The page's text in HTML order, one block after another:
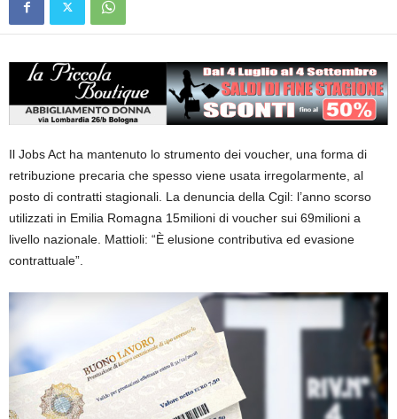
Il Jobs Act ha mantenuto lo strumento dei voucher, una forma di
retribuzione precaria che spesso viene usata irregolarmente, al
posto di contratti stagionali. La denuncia della Cgil: l’anno scorso
utilizzati in Emilia Romagna 15milioni di voucher sui 69milioni a
livello nazionale. Mattioli: “È elusione contributiva ed evasione
contrattuale”.